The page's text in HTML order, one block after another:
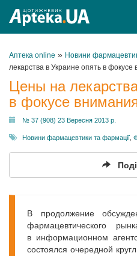
Аптека online » Новини
лекарства в Украине опять в фокусе
Цены на
в фокусе
№ 37 (908) 23 Вересня 2013 р.
Новини фармацевтики та фармації
В продолжение
фармацевтического
в информационном
состоялся очередной